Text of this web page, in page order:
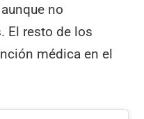
no
El resto de los
médica en el